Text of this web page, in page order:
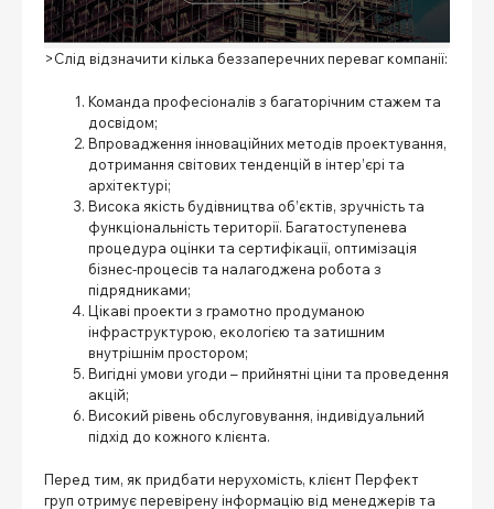
>Слід відзначити кілька беззаперечних переваг компанії:
Команда професіоналів з багаторічним стажем та
досвідом;
Впровадження інноваційних методів проектування,
дотримання світових тенденцій в інтер’єрі та
архітектурі;
Висока якість будівництва об’єктів, зручність та
функціональність території. Багатоступенева
процедура оцінки та сертифікації, оптимізація
бізнес-процесів та налагоджена робота з
підрядниками;
Цікаві проекти з грамотно продуманою
інфраструктурою, екологією та затишним
внутрішнім простором;
Вигідні умови угоди – прийнятні ціни та проведення
акцій;
Високий рівень обслуговування, індивідуальний
підхід до кожного клієнта.
Перед тим, як придбати нерухомість, клієнт Перфект
груп отримує перевірену інформацію від менеджерів та